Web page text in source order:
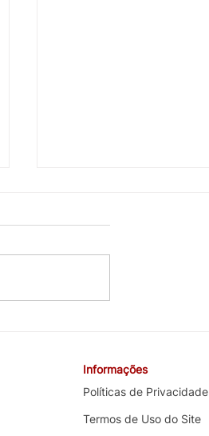
com o Santander
Informações
Políticas de Privacidade
Termos de Uso do Site